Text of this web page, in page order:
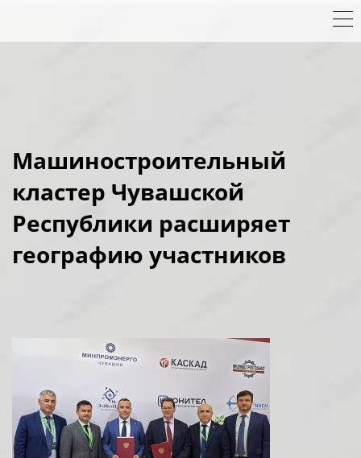
Машиностроительный
кластер Чувашской
Республики расширяет
географию участников